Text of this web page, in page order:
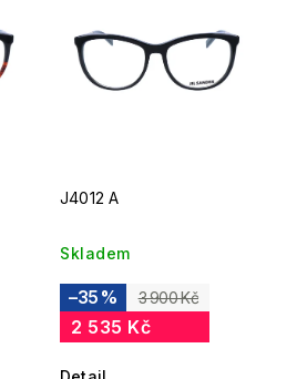
Abecedně
J4012 A
Skladem
3 900 Kč
–35 %
2 535 Kč